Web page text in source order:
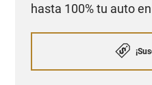
hasta 100% tu auto